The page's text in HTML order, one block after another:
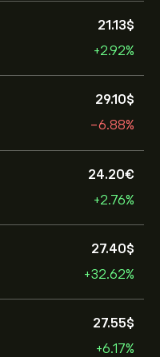
21.13‎$‎
+2.92%
29.10‎$‎
-6.88%
24.20‎€‎
+2.76%
27.40‎$‎
+32.62%
27.55‎$‎
+6.17%